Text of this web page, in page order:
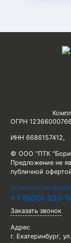
ОГРН
ИНН 6686157412,
© ООО "ПТК
Предложение не
публичной
Политика
+7 (800) 333-
Заказать звонок
Адрес
г. Екатеринбург,